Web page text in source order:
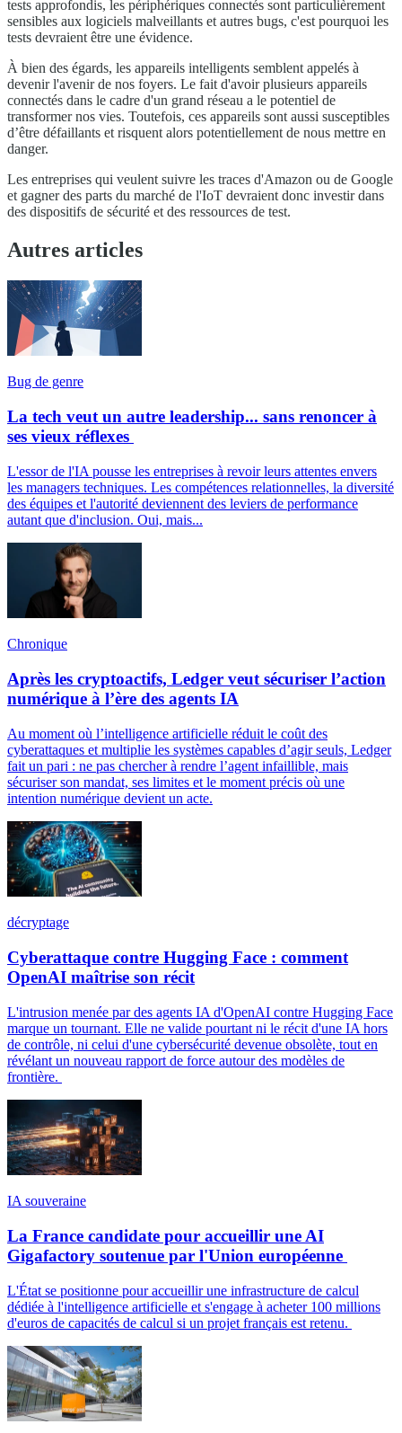
tests approfondis, les périphériques connectés sont particulièrement
sensibles aux logiciels malveillants et autres bugs, c'est pourquoi les
tests devraient être une évidence.
À bien des égards, les appareils intelligents semblent appelés à
devenir l'avenir de nos foyers. Le fait d'avoir plusieurs appareils
connectés dans le cadre d'un grand réseau a le potentiel de
transformer nos vies. Toutefois, ces appareils sont aussi susceptibles
d’être défaillants et risquent alors potentiellement de nous mettre en
danger.
Les entreprises qui veulent suivre les traces d'Amazon ou de Google
et gagner des parts du marché de l'IoT devraient donc investir dans
des dispositifs de sécurité et des ressources de test.
Autres articles
Bug de genre
La tech veut un autre leadership... sans renoncer à
ses vieux réflexes
L'essor de l'IA pousse les entreprises à revoir leurs attentes envers
les managers techniques. Les compétences relationnelles, la diversité
des équipes et l'autorité deviennent des leviers de performance
autant que d'inclusion. Oui, mais...
Chronique
Après les cryptoactifs, Ledger veut sécuriser l’action
numérique à l’ère des agents IA
Au moment où l’intelligence artificielle réduit le coût des
cyberattaques et multiplie les systèmes capables d’agir seuls, Ledger
fait un pari : ne pas chercher à rendre l’agent infaillible, mais
sécuriser son mandat, ses limites et le moment précis où une
intention numérique devient un acte.
décryptage
Cyberattaque contre Hugging Face : comment
OpenAI maîtrise son récit
L'intrusion menée par des agents IA d'OpenAI contre Hugging Face
marque un tournant. Elle ne valide pourtant ni le récit d'une IA hors
de contrôle, ni celui d'une cybersécurité devenue obsolète, tout en
révélant un nouveau rapport de force autour des modèles de
frontière.
IA souveraine
La France candidate pour accueillir une AI
Gigafactory soutenue par l'Union européenne
L'État se positionne pour accueillir une infrastructure de calcul
dédiée à l'intelligence artificielle et s'engage à acheter 100 millions
d'euros de capacités de calcul si un projet français est retenu.